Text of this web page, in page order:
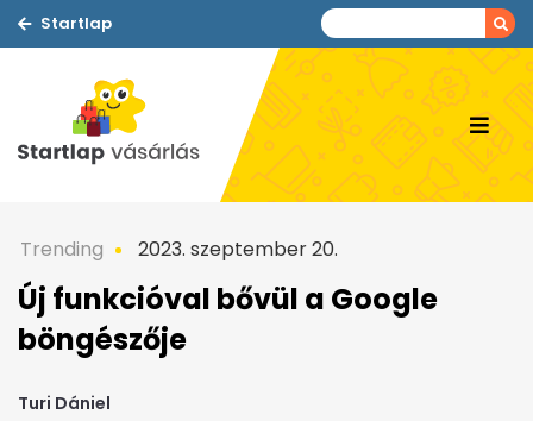
Startlap
Trending 2023. szeptember 20.
Új funkcióval bővül a Google
böngészője
Turi Dániel